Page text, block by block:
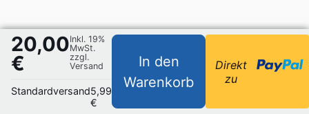
20,00
€
Inkl. 19%
MwSt.
zzgl.
Versand
Standardversand5,99
€
In den
Warenkorb
Direkt
zu